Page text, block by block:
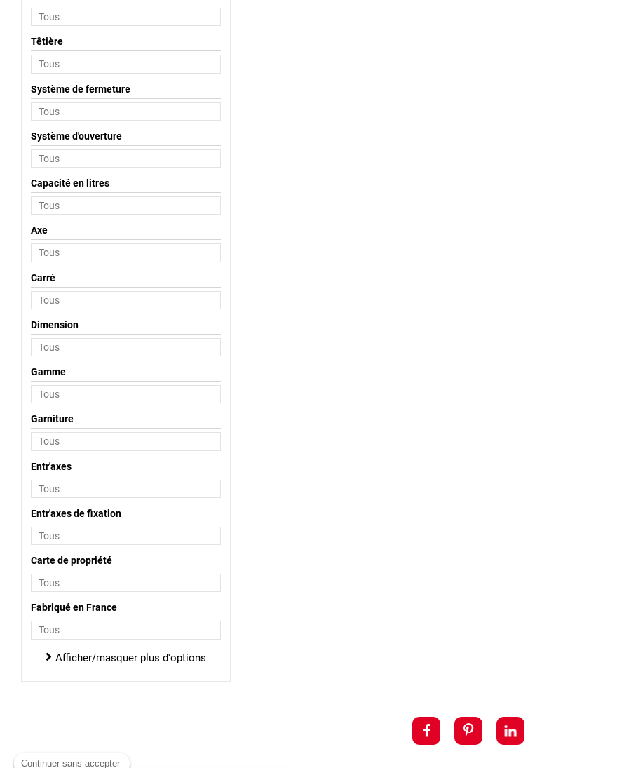
Têtière
Système de fermeture
Système d'ouverture
Capacité en litres
Axe
Carré
Dimension
Gamme
Garniture
Entr'axes
Entr'axes de fixation
Carte de propriété
Fabriqué en France
Afficher/masquer plus d'options
Continuer sans accepter